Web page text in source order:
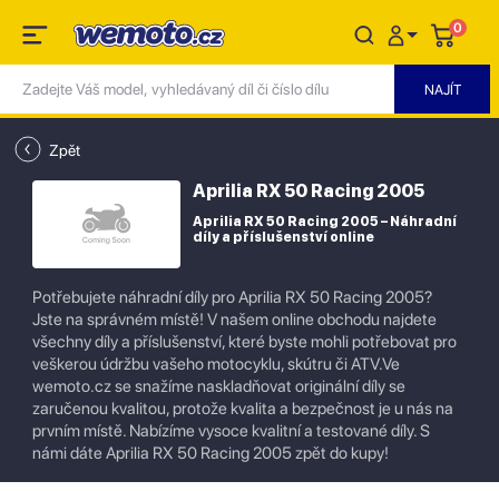
0
Zpět
Aprilia RX 50 Racing 2005
Aprilia RX 50 Racing 2005 – Náhradní
díly a příslušenství online
Potřebujete náhradní díly pro Aprilia RX 50 Racing 2005?
Jste na správném místě! V našem online obchodu najdete
všechny díly a příslušenství, které byste mohli potřebovat pro
veškerou údržbu vašeho motocyklu, skútru či ATV.Ve
wemoto.cz se snažíme naskladňovat originální díly se
zaručenou kvalitou, protože kvalita a bezpečnost je u nás na
prvním místě. Nabízíme vysoce kvalitní a testované díly. S
námi dáte Aprilia RX 50 Racing 2005 zpět do kupy!